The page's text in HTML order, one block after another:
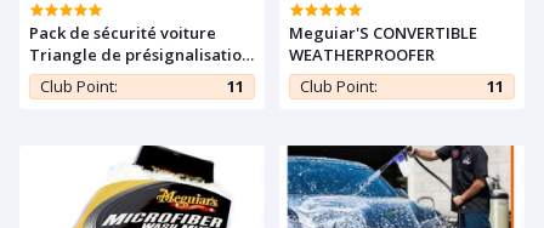
Pack de sécurité voiture
Triangle de présignalisation
/Extincteur /Gilet fluorescent
Club Point: 11
Meguiar'S CONVERTIBLE
WEATHERPROOFER
Club Point:
11